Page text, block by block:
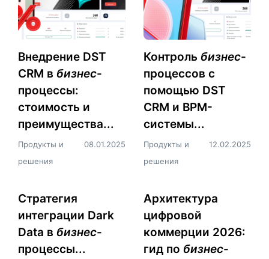
Внедрение DST
CRM в бизнес-
процессы:
стоимость и
преимущества...
Продукты и
решения
08.01.2025
Контроль бизнес-
процессов с
помощью DST
CRM и BPM-
системы...
Продукты и
решения
12.02.2025
Стратегия
интеграции Dark
Data в бизнес-
процессы...
Архитектура
цифровой
коммерции 2026:
гид по бизнес-